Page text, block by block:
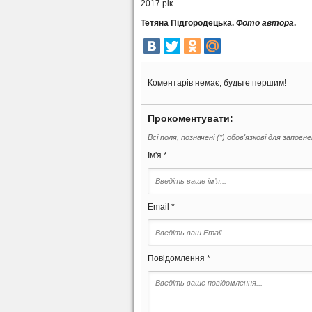
2017 рік.
Тетяна Підгородецька. Фото автора.
Коментарів немає, будьте першим!
Прокоментувати:
Всі поля, позначені (*) обов'язкові для
Ім'я *
Email *
Повідомлення *